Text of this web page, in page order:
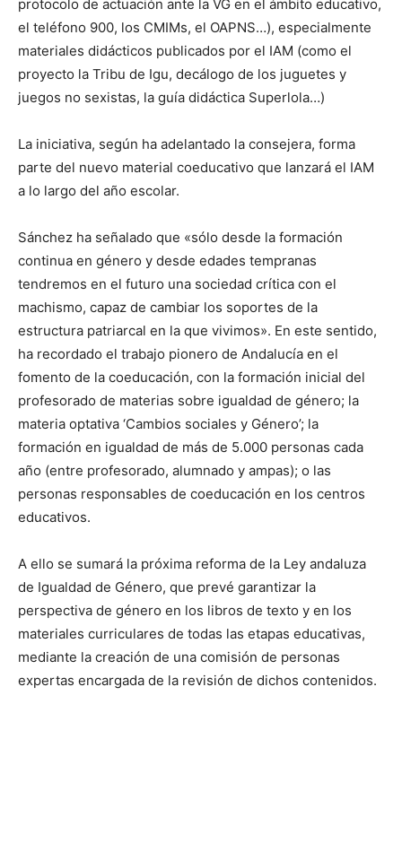
protocolo de actuación ante la VG en el ámbito educativo,
el teléfono 900, los CMIMs, el OAPNS…), especialmente
materiales didácticos publicados por el IAM (como el
proyecto la Tribu de Igu, decálogo de los juguetes y
juegos no sexistas, la guía didáctica Superlola…)
La iniciativa, según ha adelantado la consejera, forma
parte del nuevo material coeducativo que lanzará el IAM
a lo largo del año escolar.
Sánchez ha señalado que «sólo desde la formación
continua en género y desde edades tempranas
tendremos en el futuro una sociedad crítica con el
machismo, capaz de cambiar los soportes de la
estructura patriarcal en la que vivimos». En este sentido,
ha recordado el trabajo pionero de Andalucía en el
fomento de la coeducación, con la formación inicial del
profesorado de materias sobre igualdad de género; la
materia optativa ‘Cambios sociales y Género’; la
formación en igualdad de más de 5.000 personas cada
año (entre profesorado, alumnado y ampas); o las
personas responsables de coeducación en los centros
educativos.
A ello se sumará la próxima reforma de la Ley andaluza
de Igualdad de Género, que prevé garantizar la
perspectiva de género en los libros de texto y en los
materiales curriculares de todas las etapas educativas,
mediante la creación de una comisión de personas
expertas encargada de la revisión de dichos contenidos.